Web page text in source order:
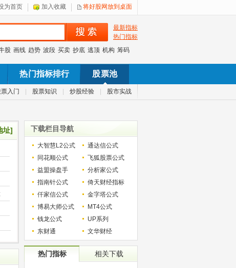
为首页 加入收藏 将好股网放到桌面
最新指标
热门指标
股 画线 趋势 波段 买卖 抄底 逃顶 机构 筹码
热门指标排行 股票池
票入门 股票知识 炒股经验 股市实战
址] 下载栏目导航
大智慧L2公式
通达信公式
同花顺公式
飞狐股票公式
益盟操盘手
分析家公式
指南针公式
倚天财经指标
仟家信公式
金字塔公式
博易大师公式
MT4公式
钱龙公式
UP系列
东财通
文华财经
热门指标 相关下载